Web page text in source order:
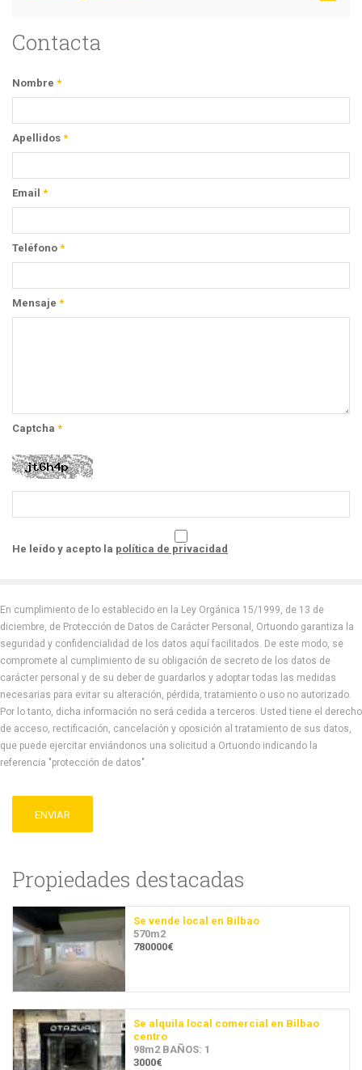
Contacta
Nombre *
Apellidos *
Email *
Teléfono *
Mensaje *
Captcha *
He leído y acepto la política de privacidad
En cumplimiento de lo establecido en la Ley Orgánica 15/1999, de 13 de
diciembre, de Protección de Datos de Carácter Personal, Ortuondo garantiza la
seguridad y confidencialidad de los datos aquí facilitados. De este modo, se
compromete al cumplimiento de su obligación de secreto de los datos de
carácter personal y de su deber de guardarlos y adoptar todas las medidas
necesarias para evitar su alteración, pérdida, tratamiento o uso no autorizado.
Por lo tanto, dicha información no será cedida a terceros. Usted tiene el derecho
de acceso, rectificación, cancelación y oposición al tratamiento de sus datos,
que puede ejercitar enviándonos una solicitud a Ortuondo indicando la
referencia "protección de datos".
ENVIAR
Propiedades destacadas
Se vende local en Bilbao
570m2
780000€
Se alquila local comercial en Bilbao
centro
98m2 BAÑOS: 1
3000€